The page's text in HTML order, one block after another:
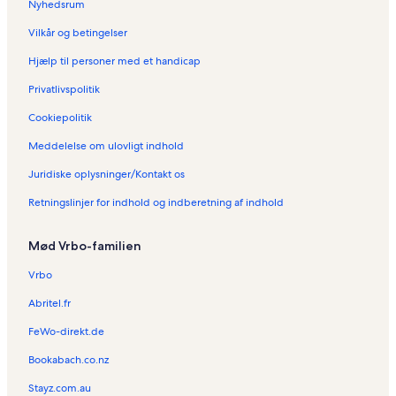
i
e
G
o
s
c
h
ö
a
l
g
r
i
e
f
e
n
n
r
d
r
o
i
e
r
Z
t
a
u
b
l
g
e
i
a
S
c
h
n
a
e
o
g
r
S
b
n
i
z
Nyhedsrum
Vilkår og betingelser
Hjælp til personer med et handicap
Privatlivspolitik
Cookiepolitik
Meddelelse om ulovligt indhold
Juridiske oplysninger/Kontakt os
Retningslinjer for indhold og indberetning af indhold
Mød Vrbo-familien
Vrbo
Abritel.fr
FeWo-direkt.de
Bookabach.co.nz
Stayz.com.au